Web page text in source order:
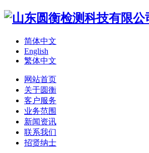
简体中文
English
繁体中文
网站首页
关于圆衡
客户服务
业务范围
新闻资讯
联系我们
招贤纳士